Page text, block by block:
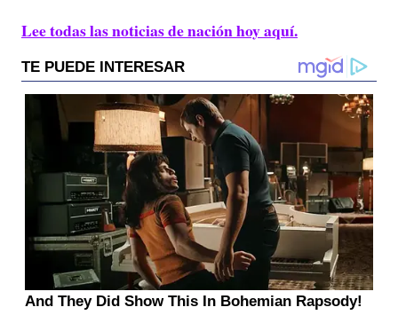
Lee todas las noticias de nación hoy aquí.